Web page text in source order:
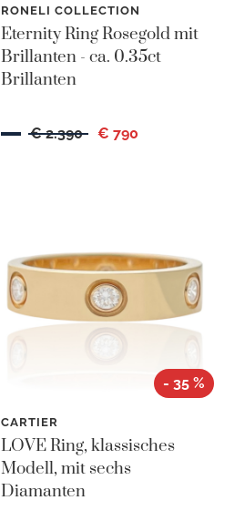
RONELI COLLECTION
Eternity Ring Rosegold mit
Brillanten - ca. 0.35ct
Brillanten
€ 2.390 € 790
- 35 %
CARTIER
LOVE Ring, klassisches
Modell, mit sechs
Diamanten